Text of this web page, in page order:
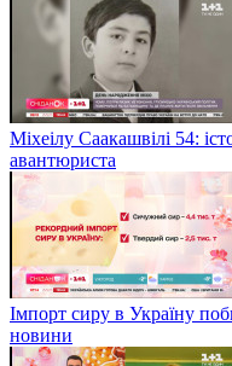
Міхеілу Саакашвілі 54:
авантюриста
Імпорт сиру в Україну
новини